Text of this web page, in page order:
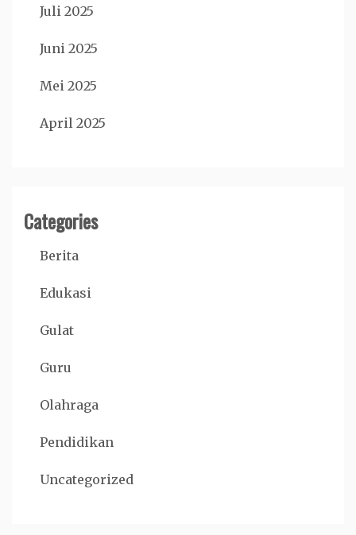
Juli 2025
Juni 2025
Mei 2025
April 2025
Categories
Berita
Edukasi
Gulat
Guru
Olahraga
Pendidikan
Uncategorized